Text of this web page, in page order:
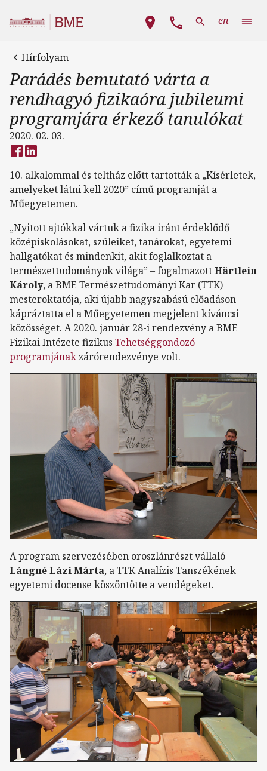
Fő navigáció
en
Hírfolyam
Parádés bemutató várta a
rendhagyó fizikaóra jubileumi
programjára érkező tanulókat
2020. 02. 03.
10. alkalommal és teltház előtt tartották a „Kísérletek,
amelyeket látni kell 2020” című programját a
Műegyetemen.
„Nyitott ajtókkal vártuk a fizika iránt érdeklődő
középiskolásokat, szüleiket, tanárokat, egyetemi
hallgatókat és mindenkit, akit foglalkoztat a
természettudományok világa” – fogalmazottHärtlein
Károly, a BME Természettudományi Kar (TTK)
mesteroktatója, aki újabb nagyszabású előadáson
kápráztatta el a Műegyetemen megjelent kíváncsi
közösséget. A 2020. január 28-i rendezvény a BME
Fizikai Intézete fizikus Tehetséggondozó
programjának zárórendezvénye volt.
A program szervezésében oroszlánrészt vállaló
Lángné Lázi Márta, a TTK Analízis Tanszékének
egyetemi docense köszöntötte a vendégeket.